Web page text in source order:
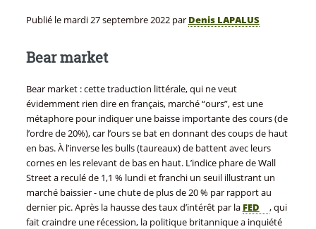
Publié le mardi 27 septembre 2022par Denis LAPALUS
Bear market
Bear market : cette traduction littérale, qui ne veut
évidemment rien dire en français, marché “ours”, est une
métaphore pour indiquer une baisse importante des cours (de
l’ordre de 20%), car l’ours se bat en donnant des coups de haut
en bas. À l’inverse les bulls (taureaux) de battent avec leurs
cornes en les relevant de bas en haut. L’indice phare de Wall
Street a reculé de 1,1 % lundi et franchi un seuil illustrant un
marché baissier - une chute de plus de 20 % par rapport au
dernier pic. Après la hausse des taux d’intérêt par la FED
, qui
fait craindre une récession, la politique britannique a inquiété